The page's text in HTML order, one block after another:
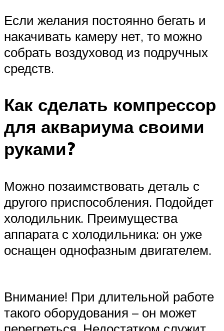
Если желания постоянно бегать и
накачивать камеру нет, то можно
собрать воздуховод из подручных
средств.
Как сделать компрессор
для аквариума своими
руками?
Можно позаимствовать деталь с
другого приспособления. Подойдет
холодильник. Преимущества
аппарата с холодильника: он уже
оснащен однофазным двигателем.
Внимание! При длительной работе
такого оборудования – он может